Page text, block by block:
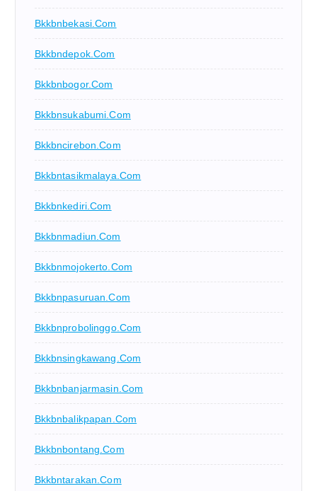
Bkkbnbekasi.com
Bkkbndepok.com
Bkkbnbogor.com
Bkkbnsukabumi.com
Bkkbncirebon.com
Bkkbntasikmalaya.com
Bkkbnkediri.com
Bkkbnmadiun.com
Bkkbnmojokerto.com
Bkkbnpasuruan.com
Bkkbnprobolinggo.com
Bkkbnsingkawang.com
Bkkbnbanjarmasin.com
Bkkbnbalikpapan.com
Bkkbnbontang.com
Bkkbntarakan.com